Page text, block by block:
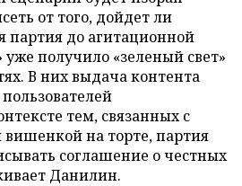
от того, дойдет ли
партия до агитационной
получило «зеленый свет»
В них выдача контента
тем, связанных с
вишенкой на торте, партия
соглашение о честных
Данилин.